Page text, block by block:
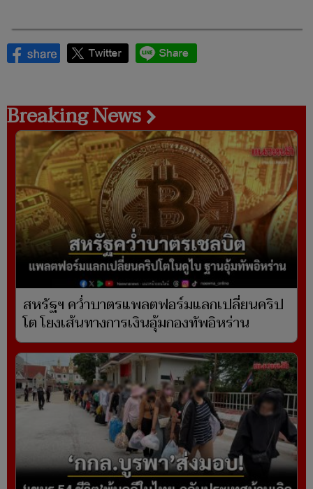
Breaking News
สหรัฐฯ คว่ำบาตรแพลตฟอร์มแลกเปลี่ยนคริป
โต โยงเส้นทางการเงินอุ้มกองทัพอิหร่าน